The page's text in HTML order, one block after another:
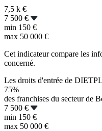
7,5 k €
7 500 €
min 150 €
max 50 000 €
Cet indicateur compare les
concerné.
Les droits d'entrée de
75%
des franchises du secteur de
7 500 €
min 150 €
max 50 000 €